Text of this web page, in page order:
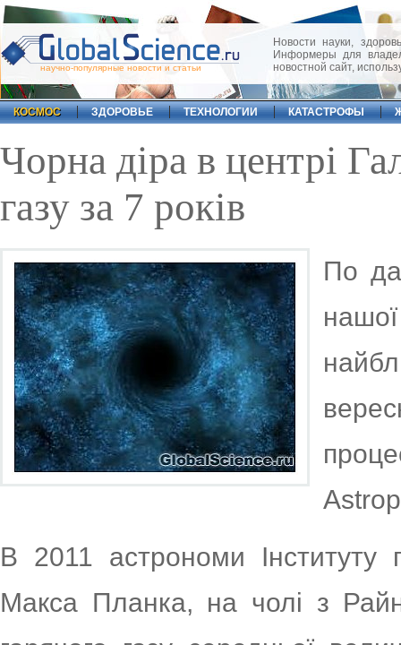
научно-популярные новости и статьи
Новости науки,
Информеры для
новостной сайт,
КОСМОС ЗДОРОВЬЕ ТЕХНОЛОГИИ КАТАСТРОФЫ
Чорна діра в центрі
газу за 7 років
По
В 2011 астрономи Інституту
Макса Планка, на чолі з